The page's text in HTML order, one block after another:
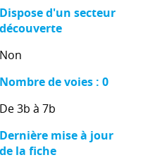
Dispose d'un secteur
découverte
Non
Nombre de voies : 0
De 3b à 7b
Dernière mise à jour
de la fiche